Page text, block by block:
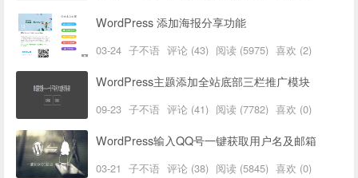
WordPress 添加海报分享功能
03-24 子不语 评论 (43) 阅读 (5975) 喜欢 (2)
WordPress主题添加全站底部三栏推广模块
09-23 子不语 评论 (41) 阅读 (7782) 喜欢 (0)
WordPress输入QQ号一键获取用户名及邮箱
03-21 子不语 评论 (38) 阅读 (5845) 喜欢 (0)